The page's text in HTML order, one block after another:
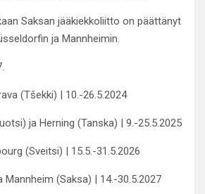
Saksan jääkiekkoliitto on päättänyt
ja Mannheimin.
(Tšekki) | 10.-26.5.2024
ja Herning (Tanska) | 9.-25.5.2025
(Sveitsi) | 15.5.-31.5.2026
Mannheim (Saksa) | 14.-30.5.2027